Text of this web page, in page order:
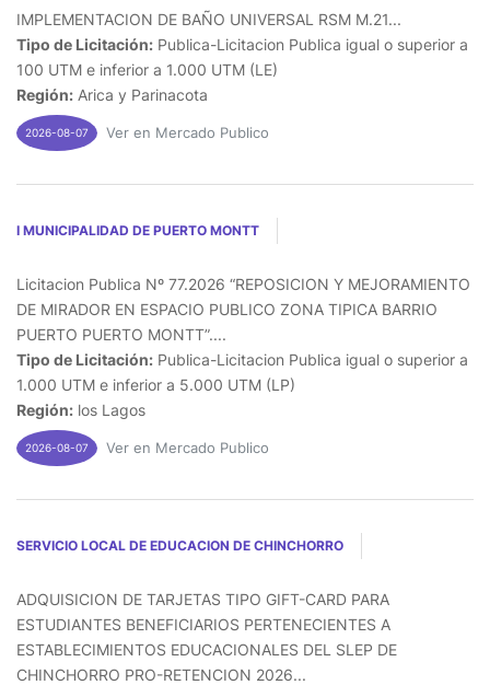
IMPLEMENTACION DE BAÑO UNIVERSAL RSM M.21...
Tipo de Licitación: Publica-Licitacion Publica igual o superior a
100 UTM e inferior a 1.000 UTM (LE)
Región: Arica y Parinacota
2026-08-07 Ver en Mercado Publico
I MUNICIPALIDAD DE PUERTO MONTT
Licitacion Publica Nº 77.2026 “REPOSICION Y MEJORAMIENTO
DE MIRADOR EN ESPACIO PUBLICO ZONA TIPICA BARRIO
PUERTO PUERTO MONTT”....
Tipo de Licitación: Publica-Licitacion Publica igual o superior a
1.000 UTM e inferior a 5.000 UTM (LP)
Región: los Lagos
2026-08-07 Ver en Mercado Publico
SERVICIO LOCAL DE EDUCACION DE CHINCHORRO
ADQUISICION DE TARJETAS TIPO GIFT-CARD PARA
ESTUDIANTES BENEFICIARIOS PERTENECIENTES A
ESTABLECIMIENTOS EDUCACIONALES DEL SLEP DE
CHINCHORRO PRO-RETENCION 2026...